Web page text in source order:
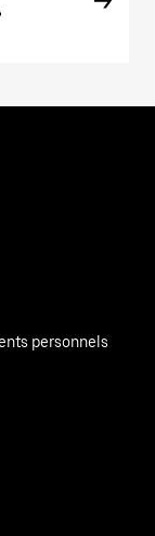
personnels